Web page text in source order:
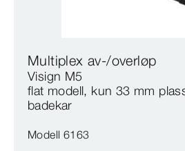
Multiplex av-/overløp
Visign M5
flat modell, kun 33 mm
badekar
Modell 6163